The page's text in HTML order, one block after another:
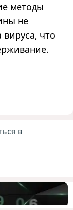
методы
не
что
в